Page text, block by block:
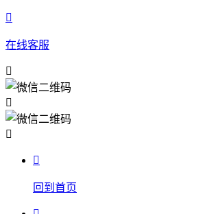

在线客服




回到首页